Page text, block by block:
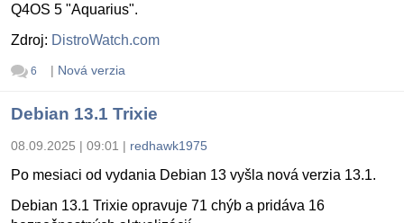
Q4OS 5 "Aquarius".
Zdroj: DistroWatch.com
6 | Nová verzia
Debian 13.1 Trixie
08.09.2025 | 09:01 | redhawk1975
Po mesiaci od vydania Debian 13 vyšla nová verzia 13.1.
Debian 13.1 Trixie opravuje 71 chýb a pridáva 16